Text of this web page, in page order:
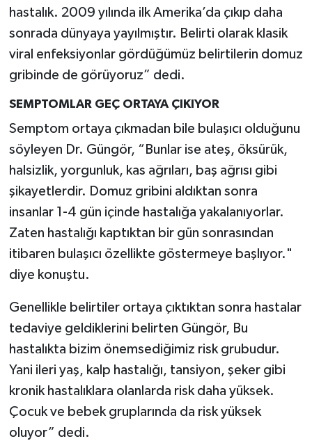
hastalık. 2009 yılında ilk Amerika’da çıkıp daha
sonrada dünyaya yayılmıştır. Belirti olarak klasik
viral enfeksiyonlar gördüğümüz belirtilerin domuz
gribinde de görüyoruz” dedi.
SEMPTOMLAR GEÇ ORTAYA ÇIKIYOR
Semptom ortaya çıkmadan bile bulaşıcı olduğunu
söyleyen Dr. Güngör, “Bunlar ise ateş, öksürük,
halsizlik, yorgunluk, kas ağrıları, baş ağrısı gibi
şikayetlerdir. Domuz gribini aldıktan sonra
insanlar 1-4 gün içinde hastalığa yakalanıyorlar.
Zaten hastalığı kaptıktan bir gün sonrasından
itibaren bulaşıcı özellikte göstermeye başlıyor."
diye konuştu.
Genellikle belirtiler ortaya çıktıktan sonra hastalar
tedaviye geldiklerini belirten Güngör, Bu
hastalıkta bizim önemsediğimiz risk grubudur.
Yani ileri yaş, kalp hastalığı, tansiyon, şeker gibi
kronik hastalıklara olanlarda risk daha yüksek.
Çocuk ve bebek gruplarında da risk yüksek
oluyor” dedi.